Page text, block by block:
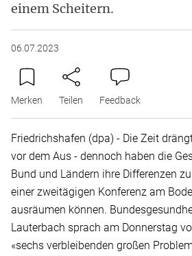
einem Scheitern.
06.07.2023
Merken Teilen Feedback
Friedrichshafen (dpa) - Die Zeit
vor dem Aus - dennoch haben die
Bund und Ländern ihre Differenzen
einer zweitägigen Konferenz am
ausräumen können.
Lauterbach sprach am Donnerstag
«sechs verbleibenden großen